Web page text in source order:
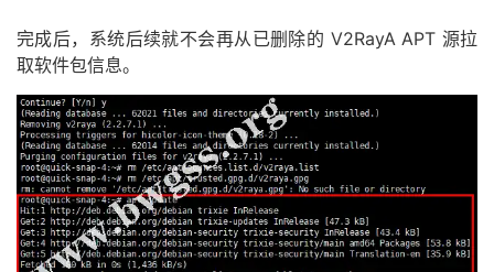
完成后，系统后续就不会再从已删除的 V2RayA APT 源拉
取软件包信息。